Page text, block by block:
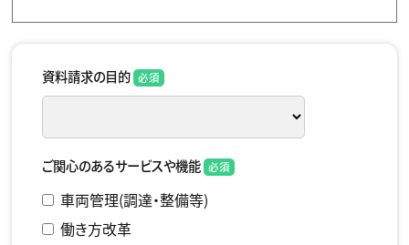
資料請求の目的
ご関心のあるサービスや機能
車両管理(調達・整備等)
働き方改革